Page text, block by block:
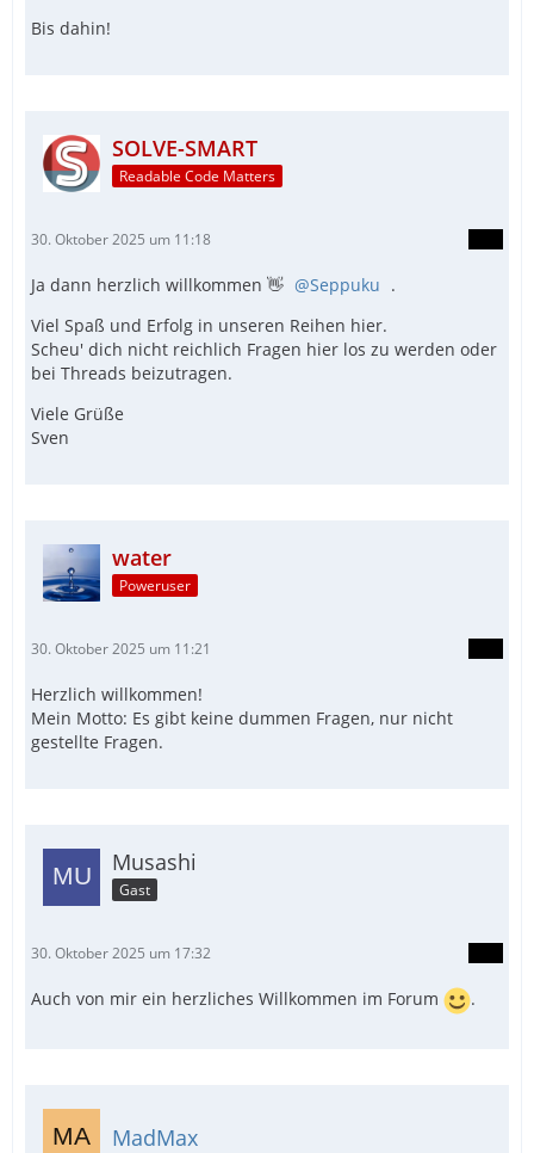
Bis dahin!
SOLVE-SMART
Readable Code Matters
30. Oktober 2025 um 11:18
Ja dann herzlich willkommen 👋 Seppuku .
Viel Spaß und Erfolg in unseren Reihen hier.
Scheu' dich nicht reichlich Fragen hier los zu werden oder
bei Threads beizutragen.
Viele Grüße
Sven
water
Poweruser
30. Oktober 2025 um 11:21
Herzlich willkommen!
Mein Motto: Es gibt keine dummen Fragen, nur nicht
gestellte Fragen.
Musashi
Gast
30. Oktober 2025 um 17:32
Auch von mir ein herzliches Willkommen im Forum .
MadMax